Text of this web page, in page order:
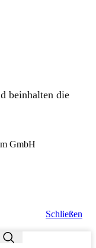
beinhalten die
GmbH
Schließen